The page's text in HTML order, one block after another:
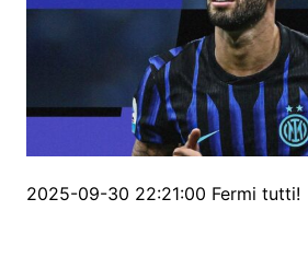
2025-09-30 22:21:00 Fermi tutti!